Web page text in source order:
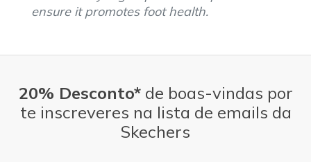
ensure it promotes foot health.
20% Desconto*de boas-vindas por
te inscreveres na lista de emails da
Skechers